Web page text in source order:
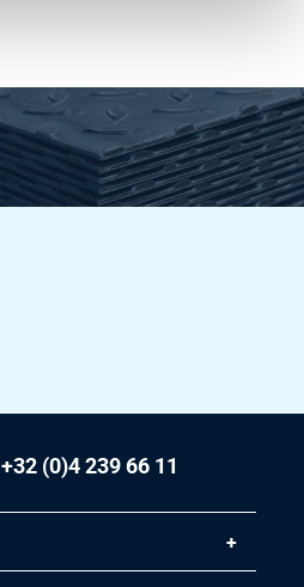
+32 (0)4 239 66 11